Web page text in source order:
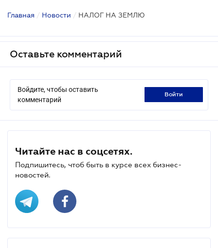
Главная / Новости / НАЛОГ НА ЗЕМЛЮ
Оставьте комментарий
Войдите, чтобы оставить
комментарий
войти
Читайте нас в соцсетях.
Подпишитесь, чтоб быть в курсе всех бизнес-
новостей.